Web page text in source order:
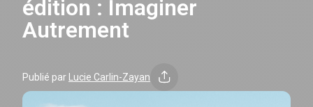
édition : Imaginer
Autrement
Publié par Lucie Carlin-Zayan